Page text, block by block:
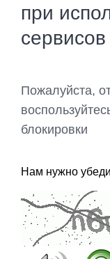
при
сервисов
Пожалуйста,
блокировки
Нам нужно